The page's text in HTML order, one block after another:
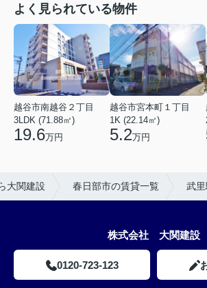
よく見られている物件
越谷市南越谷２丁目
3LDK (71.88㎡)
19.6万円
越谷市宮本町１丁目
1K (22.14㎡)
5.2万円
大関建設 春日部市の賃貸一覧 武里
株式会社 大関建設
0120-723-123